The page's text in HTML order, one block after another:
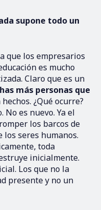
supone todo un
que los empresarios
es mucho
Claro que es un
más personas que
¿Qué ocurre?
es nuevo. Ya el
los barcos de
seres humanos.
toda
inicialmente.
Los que no la
presente y no un